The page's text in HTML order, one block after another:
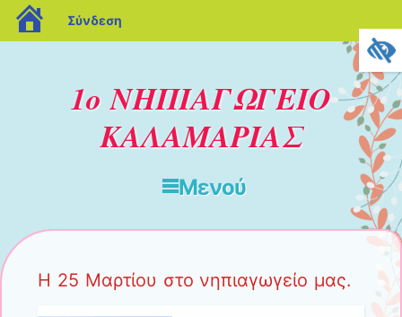
1ο ΝΗΠΙΑΓΩΓΕΙΟ
ΚΑΛΑΜΑΡΙΑΣ
Μενού
Η 25 Μαρτίου στο νηπιαγωγείο μας.
blogs.sch.gr
Σύνδεση